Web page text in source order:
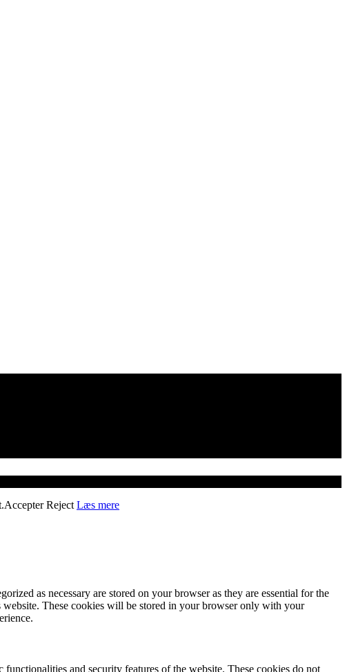
Accepter Reject Læs mere
as necessary are stored on your browser as they are essential for the
These cookies will be stored in your browser only with your
and security features of the website. These cookies do not